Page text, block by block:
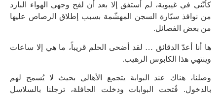
كأنّني في غيبوبة، لم أستفق إلا بعد أن لفح وجهي الهواء البارد
من نوافذ سيّارة السجن المهشّمة بسبب إطلاق الرصاص عليها
من بعض الفصائل.
ها أنا أعدّ الدقائق … لقد أضحى الحلم قريباً، ما هي إلا ساعات
وينتهي هذا الكابوس الرهيب.
وصلنا، هناك عند البوابة يتجمع الأهالي بحيث لا يُسمح لهم
بالدخول. فُتحت البوابات ودخلت الحافلة، ترجلنا بالسلاسل